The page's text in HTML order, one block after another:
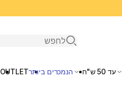
פתיחת חיפוש
עד 50 ש"ח הנמכרים ביותרOUTLET